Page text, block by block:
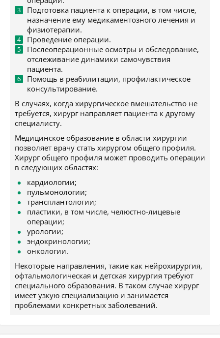
Подготовка пациента к операции, в том числе,
назначение ему медикаментозного лечения и
физиотерапии.
Проведение операции.
Послеоперационные осмотры и обследование,
отслеживание динамики самочувствия
пациента.
Помощь в реабилитации, профилактическое
консультирование.
В случаях, когда хирургическое вмешательство не
требуется, хирург направляет пациента к другому
специалисту.
Медицинское образование в области хирургии
позволяет врачу стать хирургом общего профиля.
Хирург общего профиля может проводить операции
в следующих областях:
кардиологии;
пульмонологии;
трансплантологии;
пластики, в том числе, челюстно-лицевые
операции;
урологии;
эндокринологии;
онкологии.
Некоторые направления, такие как нейрохирургия,
офтальмологическая и детская хирургия требуют
специального образования. В таком случае хирург
имеет узкую специализацию и занимается
проблемами конкретных заболеваний.